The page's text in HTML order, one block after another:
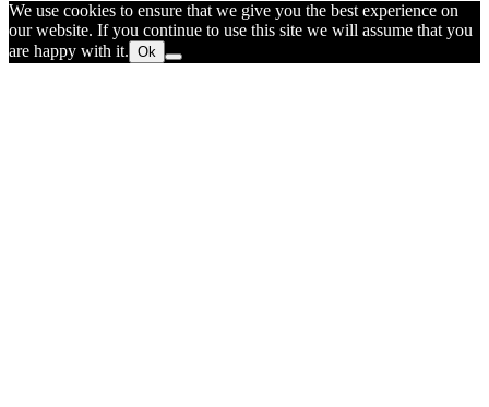
We use cookies to ensure that we give you the best experience on
our website. If you continue to use this site we will assume that you
are happy with it. Ok